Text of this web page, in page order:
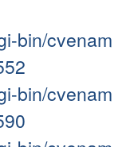
bin/cvenam
bin/cvenam